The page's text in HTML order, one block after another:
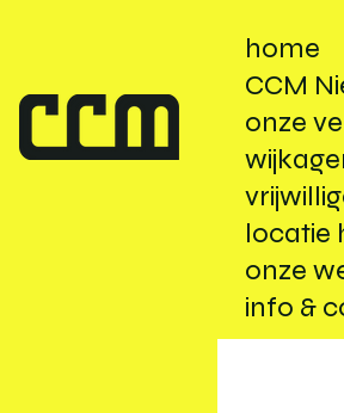
home
CCM
onze
locatie
onze
info &